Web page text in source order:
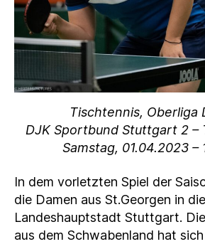
Tischtennis, Oberliga
DJK Sportbund Stuttgart 2 –
Samstag, 01.04.2023 –
In dem vorletzten Spiel der
die Damen aus St.Georgen in die
Landeshauptstadt Stuttgart.
aus dem Schwabenland hat